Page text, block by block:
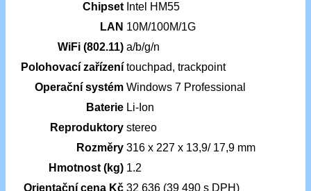
Chipset Intel HM55
LAN 10M/100M/1G
WiFi (802.11) a/b/g/n
Polohovací zařízení touchpad, trackpoint
Operační systém Windows 7 Professional
Baterie Li-Ion
Reproduktory stereo
Rozměry 316 x 227 x 13,9/ 17,9 mm
Hmotnost (kg) 1.2
Orientační cena Kč 32 636 (39 490 s DPH)